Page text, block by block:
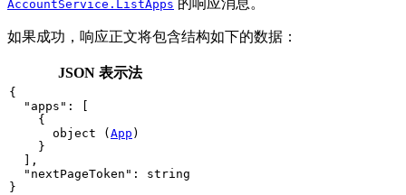
AccountService.ListApps
如果成功，响应正文将包含结构如下的数据：
JSON 表示法
{
"apps" :
[
{
object (App )
}
] ,
"nextPageToken" : string
}